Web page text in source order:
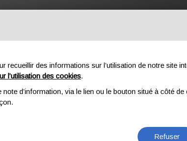
À PROPOS DE NOUS DOWNLOAD
des informations sur l’utilisation de notre site
l’utilisation des cookies.
d’information, via le lien ou le bouton situé à côté de
Refuser